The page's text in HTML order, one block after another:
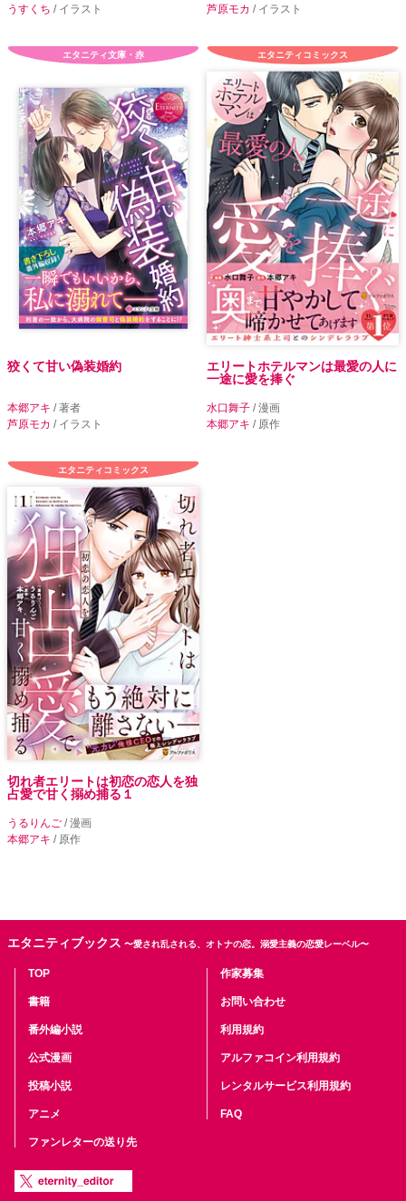
うすくち / イラスト
芦原モカ / イラスト
エタニティ文庫・赤
狡くて甘い偽装婚約
本郷アキ / 著者
芦原モカ / イラスト
エタニティコミックス
エリートホテルマンは最愛の人に
一途に愛を捧ぐ
水口舞子 / 漫画
本郷アキ / 原作
エタニティコミックス
切れ者エリートは初恋の恋人を独
占愛で甘く搦め捕る１
うるりんご / 漫画
本郷アキ / 原作
エタニティブックス 〜愛され乱される、オトナの恋。溺愛主義の恋愛レーベル〜
TOP
書籍
番外編小説
公式漫画
投稿小説
アニメ
ファンレターの送り先
作家募集
お問い合わせ
利用規約
アルファコイン利用規約
レンタルサービス利用規約
FAQ